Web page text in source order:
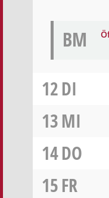
BM
12DI
13MI
14DO
15FR